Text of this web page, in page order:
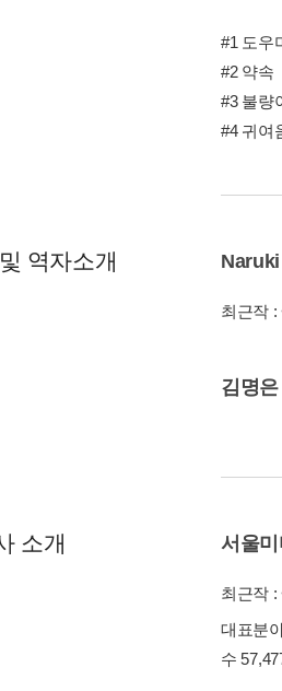
#1 도우
#2 약속
#3 불량
#4 귀여
역자소개 Naruki
최근작 :
김명은
소개 서울
최근작 :
대표분
수